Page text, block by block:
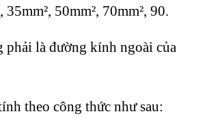
35mm², 50mm², 70mm², 90.
phải là đường kính ngoài của
theo công thức như sau: